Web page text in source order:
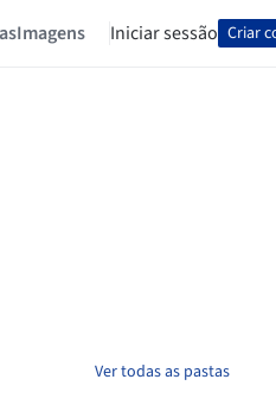
Imagens Iniciar sessão Criar
Ver todas as pastas